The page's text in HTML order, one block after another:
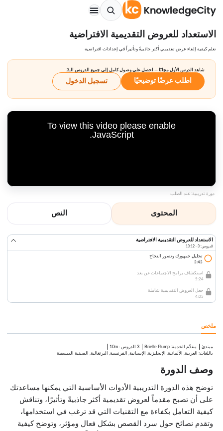
الاستعداد للعروض التقديمية الافتراضية
تعلم كيفية إلقاء عرض تقديمي أكثر جاذبيةً وتأثيراً في إعدادات افتراضية
شاهد الدرس الأول مجانًا — احصل على وصول كامل إلى جميع الدروس الـ3.
اطلب عرضًا توضيحيًا تسجيل الدخول
To view this video please enable
JavaScript.
دورة تدريبية: عند الطلب
المحتوى النص
الاستعداد للعروض التقديمية الافتراضية
الدروس: 3 · 13:12
تحليل جمهورك وتصور النجاح
3:43
استكشاف برامج الاجتماعات عن بعد
5:24
جعل العروض التقديمية شاملة
4:05
ملخص
مبتدئ مقدِّم الخدمة:
Brielle Plump 3 الدروس ·
10m
باللغات: العربية, الألمانية, الإنجليزية, الإسبانية, الفرنسية, البرتغالية, الصينية المبسطة
وصف الدورة
توضح هذه الدورة التدريبية الأدوات الأساسية التي يمكنها مساعدتك
على أن تصبح مقدماً لعروض تقديمية أكثر جاذبيةً وتأثيرًا، وتناقش
كيفية التعامل بكفاءة مع التقنيات التي قد ترغب في استخدامها،
وتقدم نصائح حول سرد القصص بشكل فعال ومؤثر، وتوضح كيفية